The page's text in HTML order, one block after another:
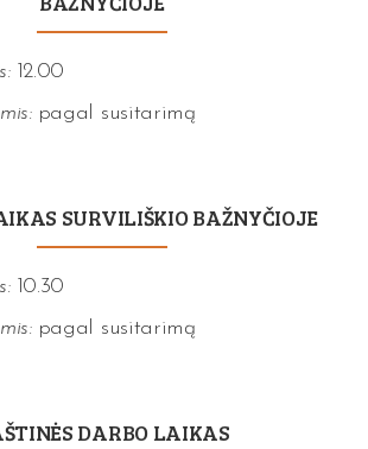
12.00
pagal susitarimą
SURVILIŠKIO BAŽNYČIOJE
10.30
pagal susitarimą
DARBO LAIKAS